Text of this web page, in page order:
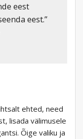
eest
eest.”
ehted, need
lisada välimusele
Õige valiku ja